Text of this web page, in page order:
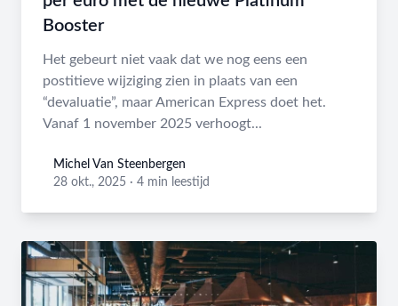
Booster
Het gebeurt niet vaak dat we nog eens een
postitieve wijziging zien in plaats van een
“devaluatie”, maar American Express doet het.
Vanaf 1 november 2025 verhoogt...
Michel Van Steenbergen
Michel Van Steenbergen
28 okt., 2025 · 4 min leestijd